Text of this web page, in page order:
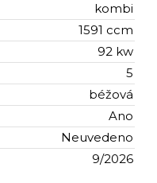
kombi
1591 ccm
92 kw
5
béžová
Ano
Neuvedeno
9/2026